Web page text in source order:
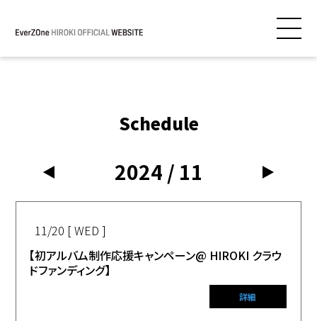
Schedule
2024 / 11
11/20 [ WED ]
【初アルバム制作応援キャンペーン@ HIROKI クラウ
ドファンディング】
詳細